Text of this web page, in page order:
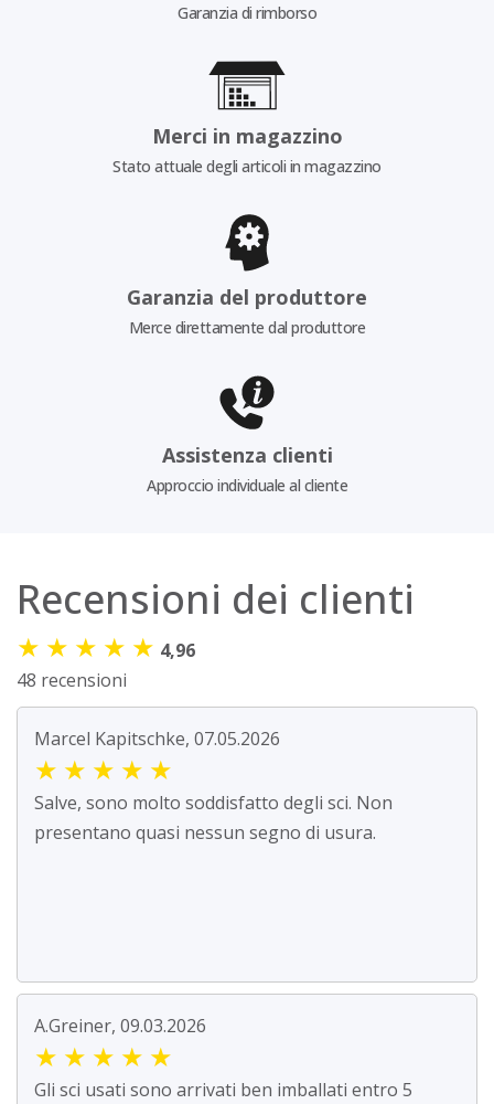
Garanzia di rimborso
Merci in magazzino
Stato attuale degli articoli in magazzino
Garanzia del produttore
Merce direttamente dal produttore
Assistenza clienti
Approccio individuale al cliente
Recensioni dei clienti
★ ★ ★ ★ ★ 4,96
48 recensioni
Marcel Kapitschke, 07.05.2026
★ ★ ★ ★ ★
Salve, sono molto soddisfatto degli sci. Non
presentano quasi nessun segno di usura.
A.Greiner, 09.03.2026
★ ★ ★ ★ ★
Gli sci usati sono arrivati ben imballati entro 5